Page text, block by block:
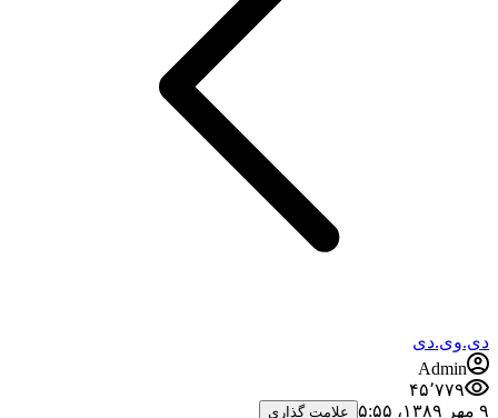
دی.وی.دی
Admin
۴۵٬۷۷۹
۹ مهر ۱۳۸۹،‏ ۵:۵۵
علامت گذاری